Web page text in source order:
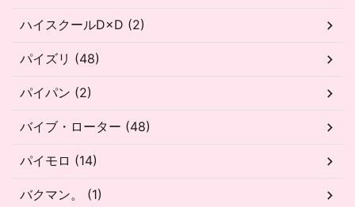
ハイスクールD×D (2)
パイズリ (48)
パイパン (2)
バイブ・ローター (48)
パイモロ (14)
バクマン。 (1)